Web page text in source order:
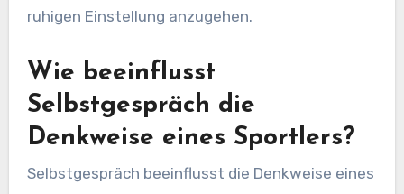
ruhigen Einstellung anzugehen.
Wie beeinflusst
Selbstgespräch die
Denkweise eines Sportlers?
Selbstgespräch beeinflusst die Denkweise eines